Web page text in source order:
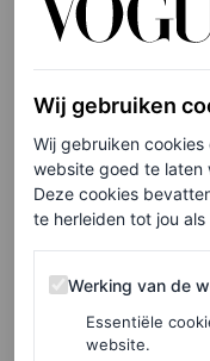
Zeg je neo-soul, dan
in om de nieuwe
brengen. Badu
bosachtige
Shaniqwa Jarvis.
uit de collectie met
Ook heeft Erykah
jonge talenten, in
Wij gebruiken
Wij gebruiken
website goed te laten
Deze cookies
te herleiden tot jou als
Werking van de
Werking van de
Essentiële
website.